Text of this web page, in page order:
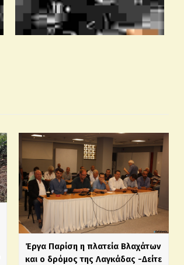
Έργα Παρίση η πλατεία Βλαχάτων
και ο δρόμος της Λαγκάδας -Δείτε